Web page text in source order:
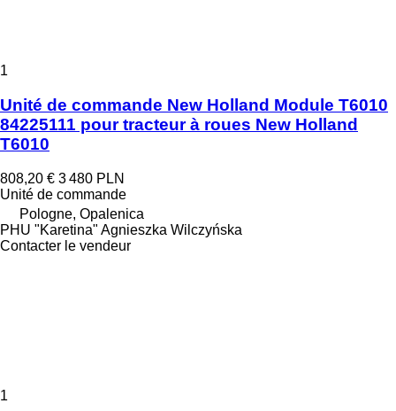
1
Unité de commande New Holland Module T6010
84225111 pour tracteur à roues New Holland
T6010
808,20 € 3 480 PLN
Unité de commande
Pologne, Opalenica
PHU "Karetina" Agnieszka Wilczyńska
Contacter le vendeur
1